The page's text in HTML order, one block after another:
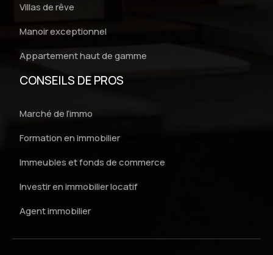
Villas de rêve
Manoir exceptionnel
Appartement haut de gamme
CONSEILS DE PROS
Marché de l’immo
Formation en immobilier
Immeubles et fonds de commerce
Investir en immobilier locatif
Agent immobilier